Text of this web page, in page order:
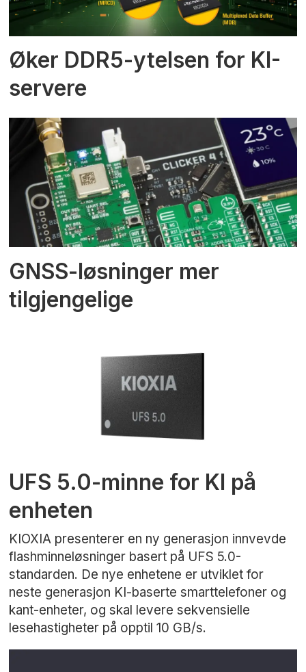
Øker DDR5-ytelsen for KI-
servere
GNSS-løsninger mer
tilgjengelige
UFS 5.0-minne for KI på
enheten
KIOXIA presenterer en ny generasjon innvevde
flashminneløsninger basert på UFS 5.0-
standarden. De nye enhetene er utviklet for
neste generasjon KI-baserte smarttelefoner og
kant-enheter, og skal levere sekvensielle
lesehastigheter på opptil 10 GB/s.